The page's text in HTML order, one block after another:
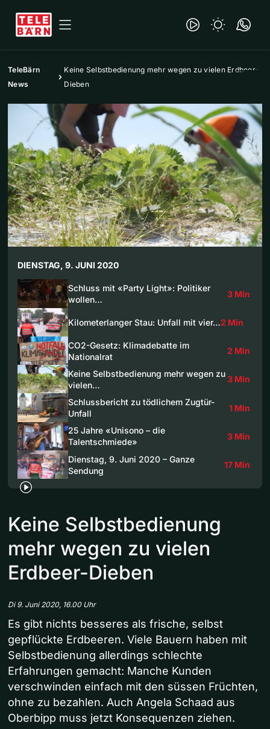
TeleBärn
News
Keine Selbstbedienung mehr wegen zu vielen Erdbeer-
Dieben
DIENSTAG, 9. JUNI 2020
Schluss mit «Party Light»: Politiker
wollen…
3 Min
Kilometerlanger Stau: Unfall mit vier…2 Min
CO2-Gesetz: Klimadebatte im
Nationalrat
2 Min
Keine Selbstbedienung mehr wegen zu
vielen…
3 Min
Schlussbericht zu tödlichem Zugtür-
Unfall
1 Min
25 Jahre «Unisono – die
Talentschmiede»
3 Min
Dienstag, 9. Juni 2020 – Ganze
Sendung
17 Min
Keine Selbstbedienung
mehr wegen zu vielen
Erdbeer-Dieben
Di 9. Juni 2020, 16.00 Uhr
Es gibt nichts besseres als frische, selbst
gepflückte Erdbeeren. Viele Bauern haben mit
Selbstbedienung allerdings schlechte
Erfahrungen gemacht: Manche Kunden
verschwinden einfach mit den süssen Früchten,
ohne zu bezahlen. Auch Angela Schaad aus
Oberbipp muss jetzt Konsequenzen ziehen.